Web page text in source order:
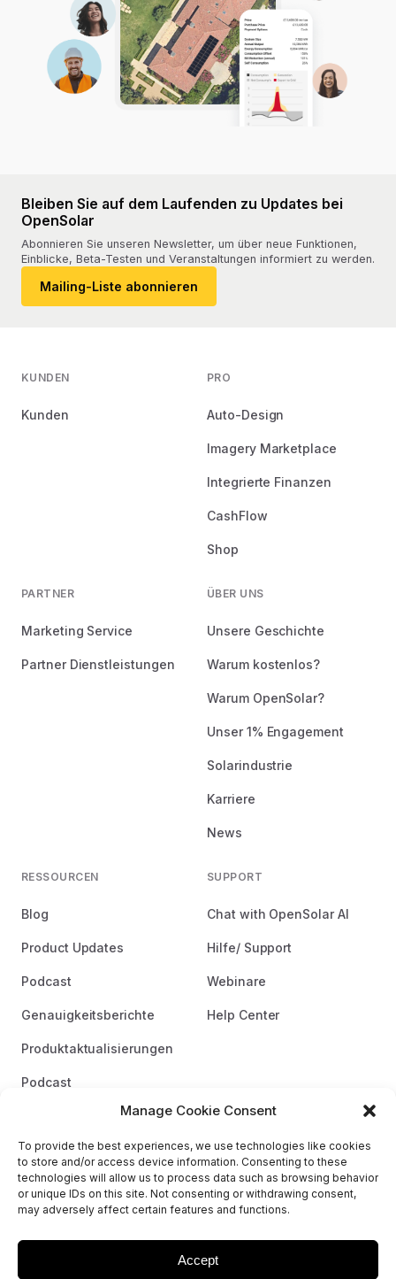
Manage Cookie Consent
To provide the best experiences, we use technologies like cookies
to store and/or access device information. Consenting to these
technologies will allow us to process data such as browsing behavior
or unique IDs on this site. Not consenting or withdrawing consent,
may adversely affect certain features and functions.
Accept
Bleiben Sie auf dem Laufenden zu Updates bei
OpenSolar
Abonnieren Sie unseren Newsletter, um über neue Funktionen,
Einblicke, Beta-Testen und Veranstaltungen informiert zu werden.
Mailing-Liste abonnieren
KUNDEN
Kunden
PRO
Auto-Design
Imagery Marketplace
Integrierte Finanzen
CashFlow
Shop
PARTNER
Marketing Service
Partner Dienstleistungen
ÜBER UNS
Unsere Geschichte
Warum kostenlos?
Warum OpenSolar?
Unser 1% Engagement
Solarindustrie
Karriere
News
RESSOURCEN
Blog
Product Updates
Podcast
Genauigkeitsberichte
Produktaktualisierungen
Podcast
Markenrichtlinien
SUPPORT
Chat with OpenSolar AI
Hilfe/ Support
Webinare
Help Center